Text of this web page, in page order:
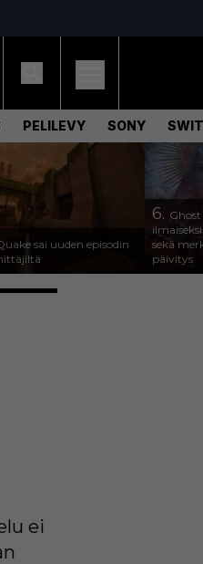
PELILEVY SONY
sai uuden episodin
6.
sekä
päivitys
ei